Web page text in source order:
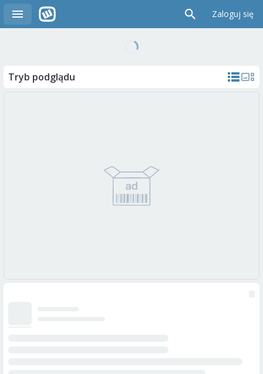
Zaloguj się
Tryb podglądu